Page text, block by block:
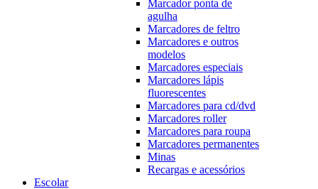
Marcador ponta de
agulha
Marcadores de feltro
Marcadores e outros
modelos
Marcadores especiais
Marcadores lápis
fluorescentes
Marcadores para cd/dvd
Marcadores roller
Marcadores para roupa
Marcadores permanentes
Minas
Recargas e acessórios
Escolar